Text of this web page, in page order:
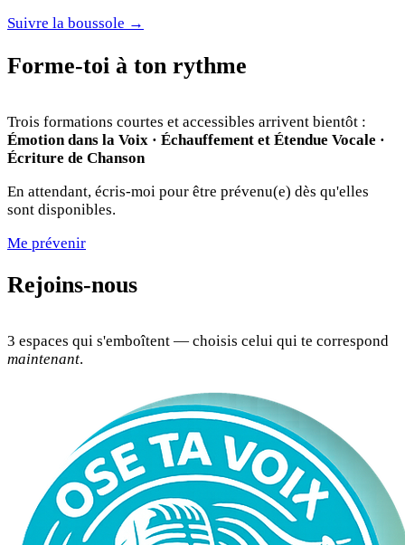
Suivre la boussole →
Forme-toi à ton rythme
Trois formations courtes et accessibles arrivent bientôt :
Émotion dans la Voix · Échauffement et Étendue Vocale ·
Écriture de Chanson
En attendant, écris-moi pour être prévenu(e) dès qu'elles
sont disponibles.
Me prévenir
Rejoins-nous
3 espaces qui s'emboîtent — choisis celui qui te correspond
maintenant.